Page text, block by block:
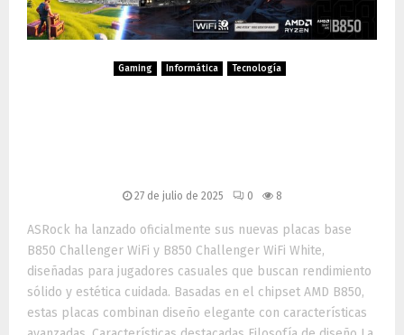
Gaming Informática Tecnología
27 de julio de 2025 0 8
ASRock ha lanzado oficialmente sus nuevas placas base
B850 Challenger WiFi y B850 Challenger WiFi White,
diseñadas para jugadores casuales que buscan rendimiento
sólido y estética cuidada. Basadas en el chipset AMD B850,
estas placas combinan diseño elegante con características